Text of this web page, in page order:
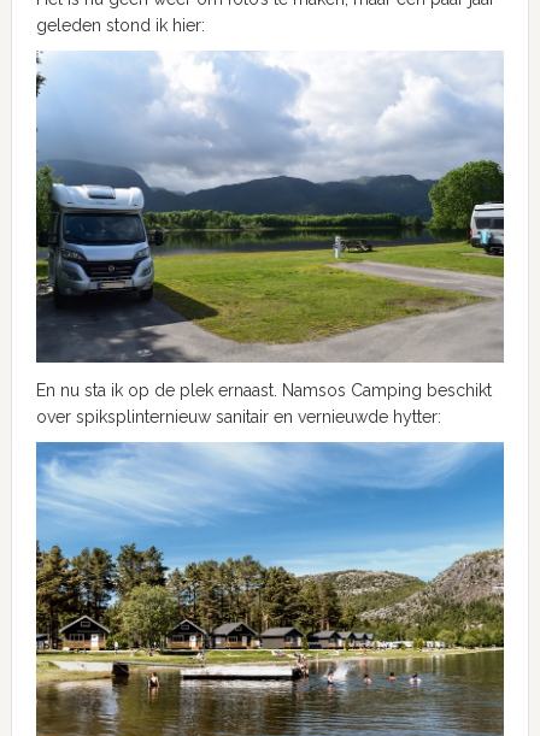
geleden stond ik hier:
En nu sta ik op de plek ernaast. Namsos Camping beschikt
over spiksplinternieuw sanitair en vernieuwde hytter: